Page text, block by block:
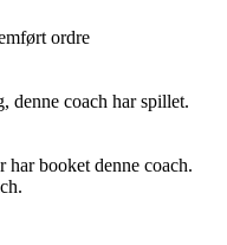
ordre
denne coach har spillet.
har booket denne coach.